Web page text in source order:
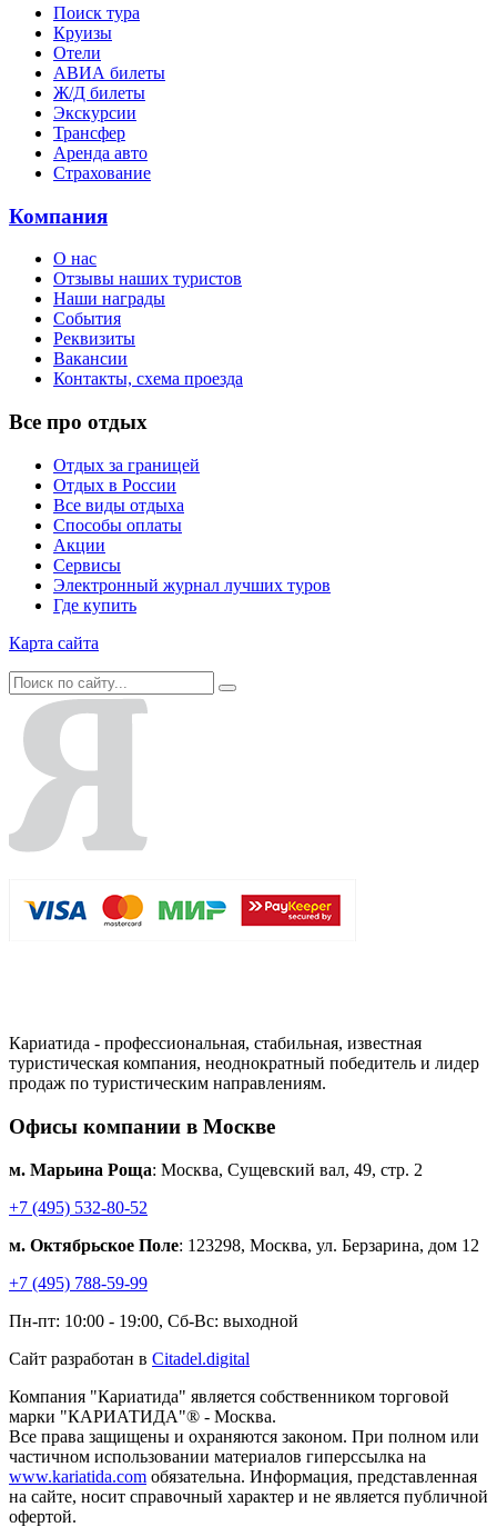
Поиск тура
Круизы
Отели
АВИА билеты
Ж/Д билеты
Экскурсии
Трансфер
Аренда авто
Страхование
Компания
О нас
Отзывы наших туристов
Наши награды
События
Реквизиты
Вакансии
Контакты, схема проезда
Все про отдых
Отдых за границей
Отдых в России
Все виды отдыха
Способы оплаты
Акции
Сервисы
Электронный журнал лучших туров
Где купить
Карта сайта
Кариатида - профессиональная, стабильная, известная
туристическая компания, неоднократный победитель и лидер
продаж по туристическим направлениям.
Офисы компании в Москве
м. Марьина Роща: Москва, Сущевский вал, 49, стр. 2
+7 (495) 532-80-52
м. Октябрьское Поле: 123298, Москва, ул. Берзарина, дом 12
+7 (495) 788-59-99
Пн-пт: 10:00 - 19:00, Сб-Вс: выходной
Сайт разработан в Citadel.digital
Компания "Кариатида" является собственником торговой
марки "КАРИАТИДА"® - Москва.
Все права защищены и охраняются законом. При полном или
частичном использовании материалов гиперссылка на
www.kariatida.com обязательна. Информация, представленная
на сайте, носит справочный характер и не является публичной
офертой.